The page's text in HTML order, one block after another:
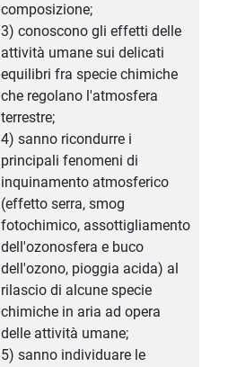
composizione;
3) conoscono gli effetti delle
attività umane sui delicati
equilibri fra specie chimiche
che regolano l'atmosfera
terrestre;
4) sanno ricondurre i
principali fenomeni di
inquinamento atmosferico
(effetto serra, smog
fotochimico, assottigliamento
dell'ozonosfera e buco
dell'ozono, pioggia acida) al
rilascio di alcune specie
chimiche in aria ad opera
delle attività umane;
5) sanno individuare le